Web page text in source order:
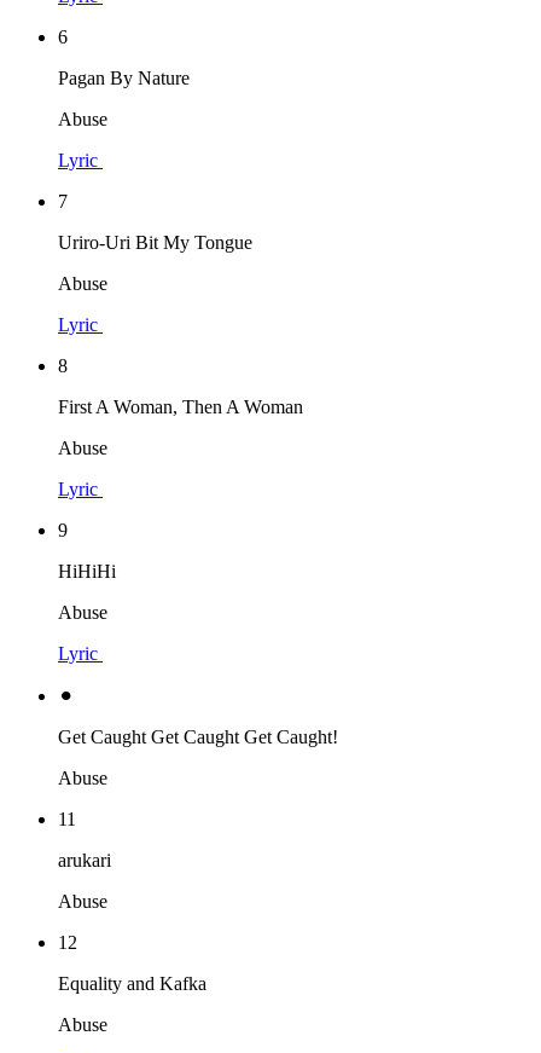
6
Pagan By Nature
Abuse
Lyric
7
Uriro-Uri Bit My Tongue
Abuse
Lyric
8
First A Woman, Then A Woman
Abuse
Lyric
9
HiHiHi
Abuse
Lyric
⚫︎
Get Caught Get Caught Get Caught!
Abuse
11
arukari
Abuse
12
Equality and Kafka
Abuse